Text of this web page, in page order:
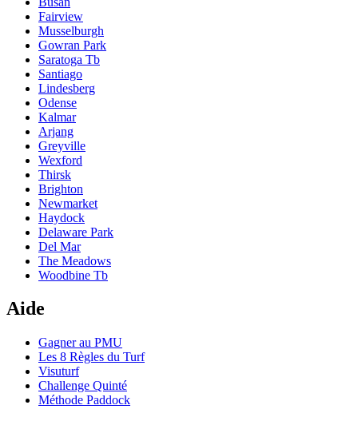
Fairview
Musselburgh
Gowran Park
Saratoga Tb
Santiago
Lindesberg
Odense
Kalmar
Arjang
Greyville
Wexford
Thirsk
Brighton
Newmarket
Haydock
Delaware Park
Del Mar
The Meadows
Woodbine Tb
Aide
Gagner au PMU
Les 8 Règles du Turf
Visuturf
Challenge Quinté
Méthode Paddock